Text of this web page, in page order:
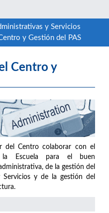
y Servicios
y Gestión del PAS
Centro y
del Centro colaborar con el
Escuela para el buen
de la gestión del
Servicios y de la gestión del